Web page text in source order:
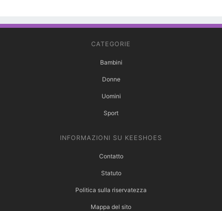
CATEGORIE
Bambini
Donne
Uomini
Sport
INFORMAZIONI SU KEESHOES
Contatto
Statuto
Politica sulla riservatezza
Mappa del sito